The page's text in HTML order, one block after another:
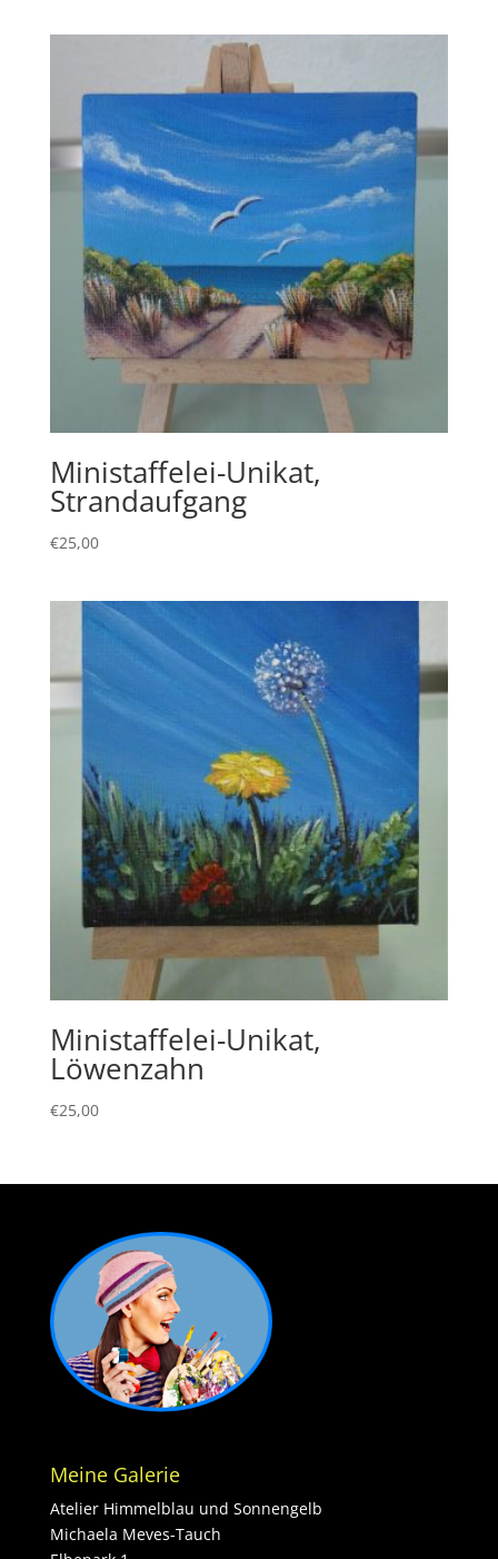
Ministaffelei-Unikat,
Strandaufgang
€25,00
Ministaffelei-Unikat,
Löwenzahn
€25,00
Meine Galerie
Atelier Himmelblau und Sonnengelb
Michaela Meves-Tauch